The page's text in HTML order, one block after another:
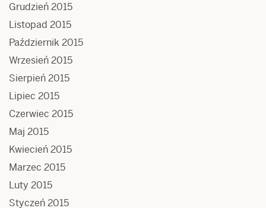
Grudzień 2015
Listopad 2015
Październik 2015
Wrzesień 2015
Sierpień 2015
Lipiec 2015
Czerwiec 2015
Maj 2015
Kwiecień 2015
Marzec 2015
Luty 2015
Styczeń 2015